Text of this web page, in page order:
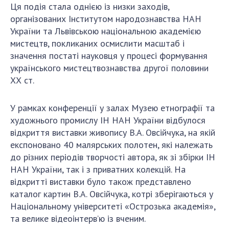
Відкрита наука в НАН України
Підготовка наукових кадрів
Робота з молоддю
МІЖНАРОДНЕ СПІВРОБІТНИЦТВО
Міжнародні угоди
Міжнародні програми та конкурси
ДОКУМЕНТИ
Нормативні акти НАН України
Державний бюджет НАН України
Вибори до складу НАН України
Бланки документів
Ця подія стала однією із низки заходів,
організованих Інститутом народознавства НАН
України та Львівською національною академією
мистецтв, покликаних осмислити масштаб і
значення постаті науковця у процесі формування
українського мистецтвознавства другої половини
ХХ ст.
У рамках конференції у залах Музею етнографії та
художнього промислу ІН НАН України відбулося
відкриття виставки живопису В.А. Овсійчука, на якій
експоновано 40 малярських полотен, які належать
до різних періодів творчості автора, як зі збірки ІН
НАН України, так і з приватних колекцій. На
відкритті виставки було також представлено
каталог картин В.А. Овсійчука, котрі зберігаються у
Національному університеті «Острозька академія»,
та велике відеоінтерв’ю із вченим.